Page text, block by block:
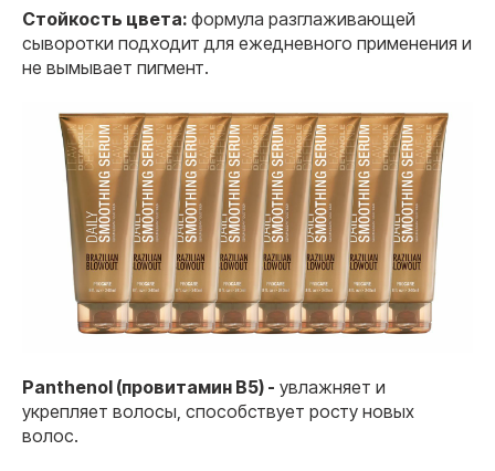
Стойкость цвета: формула разглаживающей
сыворотки подходит для ежедневного применения и
не вымывает пигмент.
Panthenol (провитамин В5) - увлажняет и
укрепляет волосы, способствует росту новых
волос.